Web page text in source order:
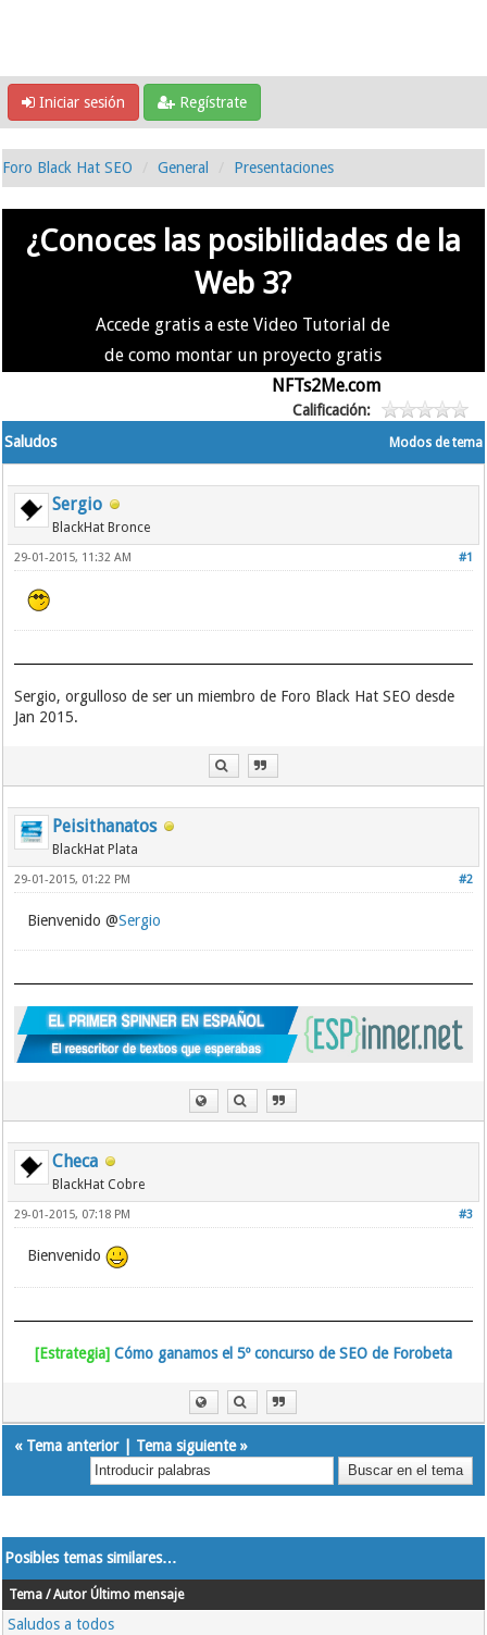
Iniciar sesión Regístrate
Foro Black Hat SEO General Presentaciones
¿Conoces las posibilidades de la
Web 3?
Accede gratis a este Video Tutorial de
de como montar un proyecto gratis
NFTs2Me.com
Calificación:
Modos de tema
Saludos
Sergio
BlackHat Bronce
#1
29-01-2015, 11:32 AM
Sergio, orgulloso de ser un miembro de Foro Black Hat SEO desde
Jan 2015.
Peisithanatos
BlackHat Plata
#2
29-01-2015, 01:22 PM
Bienvenido @Sergio
Checa
BlackHat Cobre
#3
29-01-2015, 07:18 PM
Bienvenido
[Estrategia] Cómo ganamos el 5º concurso de SEO de Forobeta
« Tema anterior| Tema siguiente»
Posibles temas similares…
Tema / Autor Último mensaje
Saludos a todos